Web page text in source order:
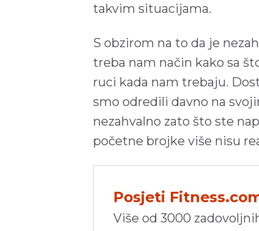
takvim situacijama.
S obzirom na to da je
treba nam način kako sa
ruci kada nam trebaju.
smo odredili davno na
nezahvalno zato što ste
početne brojke više nisu
Posjeti
Više od 3000